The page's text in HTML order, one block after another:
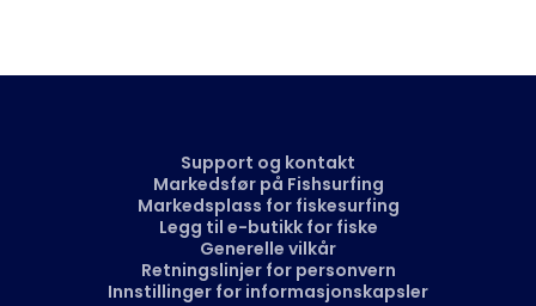
Support og kontakt
Markedsfør på Fishsurfing
Markedsplass for fiskesurfing
Legg til e-butikk for fiske
Generelle vilkår
Retningslinjer for personvern
Innstillinger for informasjonskapsler